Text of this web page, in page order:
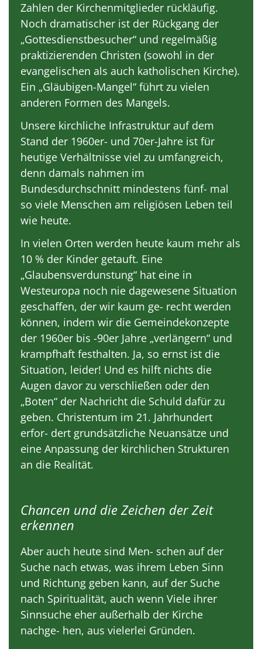
Zahlen der Kirchenmitglieder rückläufig.
Noch dramatischer ist der Rückgang der
„Gottesdienstbesucher“ und regelmäßig
praktizierenden Christen (sowohl in der
evangelischen als auch katholischen Kirche).
Ein „Gläubigen-Mangel“ führt zu vielen
anderen Formen des Mangels.
Unsere kirchliche Infrastruktur auf dem
Stand der 1960er- und 70er-Jahre ist für
heutige Verhältnisse viel zu umfangreich,
denn damals nahmen im
Bundesdurchschnitt mindestens fünf- mal
so viele Menschen am religiösen Leben teil
wie heute.
In vielen Orten werden heute kaum mehr als
10 % der Kinder getauft. Eine
„Glaubensverdunstung“ hat eine in
Westeuropa noch nie dagewesene Situation
geschaffen, der wir kaum ge- recht werden
können, indem wir die Gemeindekonzepte
der 1960er bis -90er Jahre „verlängern“ und
krampfhaft festhalten. Ja, so ernst ist die
Situation, leider! Und es hilft nichts die
Augen davor zu verschließen oder den
„Boten“ der Nachricht die Schuld dafür zu
geben. Christentum im 21. Jahrhundert
erfor- dert grundsätzliche Neuansätze und
eine Anpassung der kirchlichen Strukturen
an die Realität.
Chancen und die Zeichen der Zeit
erkennen
Aber auch heute sind Men- schen auf der
Suche nach etwas, was ihrem Leben Sinn
und Richtung geben kann, auf der Suche
nach Spiritualität, auch wenn Viele ihrer
Sinnsuche eher außerhalb der Kirche
nachge- hen, aus vielerlei Gründen.